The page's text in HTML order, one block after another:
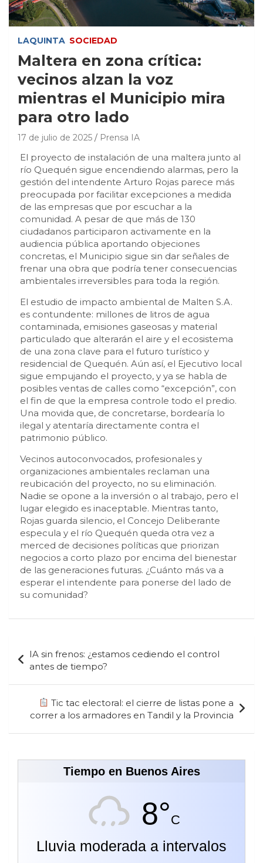
LAQUINTA SOCIEDAD
Maltera en zona crítica:
vecinos alzan la voz
mientras el Municipio mira
para otro lado
17 de julio de 2025 Prensa IA
El proyecto de instalación de una maltera junto al
río Quequén sigue encendiendo alarmas, pero la
gestión del intendente Arturo Rojas parece más
preocupada por facilitar excepciones a medida
de las empresas que por escuchar a la
comunidad. A pesar de que más de 130
ciudadanos participaron activamente en la
audiencia pública aportando objeciones
concretas, el Municipio sigue sin dar señales de
frenar una obra que podría tener consecuencias
ambientales irreversibles para toda la región.
El estudio de impacto ambiental de Malten S.A.
es contundente: millones de litros de agua
contaminada, emisiones gaseosas y material
particulado que alterarán el aire y el ecosistema
de una zona clave para el futuro turístico y
residencial de Quequén. Aún así, el Ejecutivo local
sigue empujando el proyecto, y ya se habla de
posibles ventas de calles como “excepción”, con
el fin de que la empresa controle todo el predio.
Una movida que, de concretarse, bordearía lo
ilegal y atentaría directamente contra el
patrimonio público.
Vecinos autoconvocados, profesionales y
organizaciones ambientales reclaman una
reubicación del proyecto, no su eliminación.
Nadie se opone a la inversión o al trabajo, pero el
lugar elegido es inaceptable. Mientras tanto,
Rojas guarda silencio, el Concejo Deliberante
especula y el río Quequén queda otra vez a
merced de decisiones políticas que priorizan
negocios a corto plazo por encima del bienestar
de las generaciones futuras. ¿Cuánto más va a
esperar el intendente para ponerse del lado de
su comunidad?
de
entradas
IA sin frenos: ¿estamos cediendo el control
antes de tiempo?
Tic tac electoral: el cierre de listas pone a
correr a los armadores en Tandil y la Provincia
Tiempo en Buenos Aires
8°C
Lluvia moderada a intervalos